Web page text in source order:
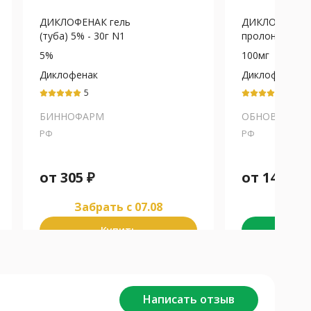
ДИКЛОФЕНАК гель
(туба) 5% - 30г N1
5%
Диклофенак
5
БИННОФАРМ
РФ
от 305 ₽
Забрать c 07.08
Купить
ДИКЛОФЕНАК
пролонг.
100мг
Диклофенак
ОБНОВЛЕНИЕ
РФ
от 141
Написать отзыв